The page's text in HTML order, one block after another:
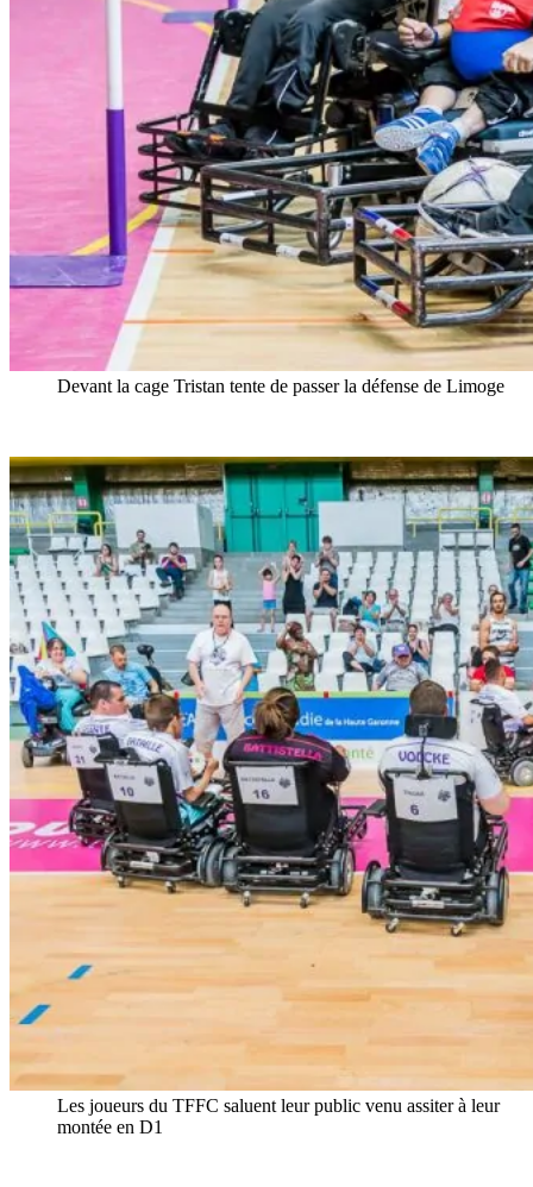
Devant la cage Tristan tente de passer la défense de Limoge
Les joueurs du TFFC saluent leur public venu assiter à leur
montée en D1